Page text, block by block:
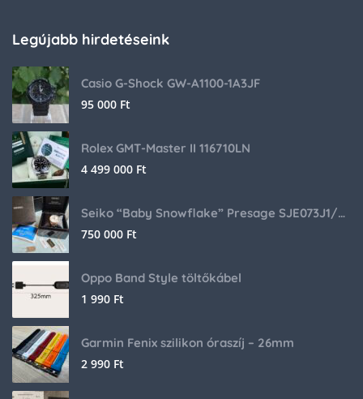
Legújabb hirdetéseink
Casio G-Shock GW-A1100-1A3JF
95 000 Ft
Rolex GMT-Master II 116710LN
4 499 000 Ft
Seiko “Baby Snowflake” Presage SJE073J1/SARA015 Limited Edition
750 000 Ft
Oppo Band Style töltőkábel
1 990 Ft
Garmin Fenix szilikon óraszíj – 26mm
2 990 Ft